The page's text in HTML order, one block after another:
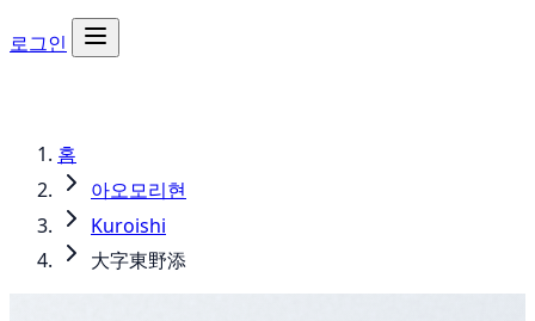
로그인
홈
아오모리현
Kuroishi
大字東野添